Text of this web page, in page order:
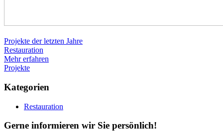
Projekte der letzten Jahre
Restauration
Mehr erfahren
Projekte
Kategorien
Restauration
Gerne informieren wir Sie persönlich!